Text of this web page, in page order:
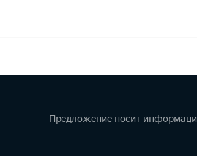
Предложение носит